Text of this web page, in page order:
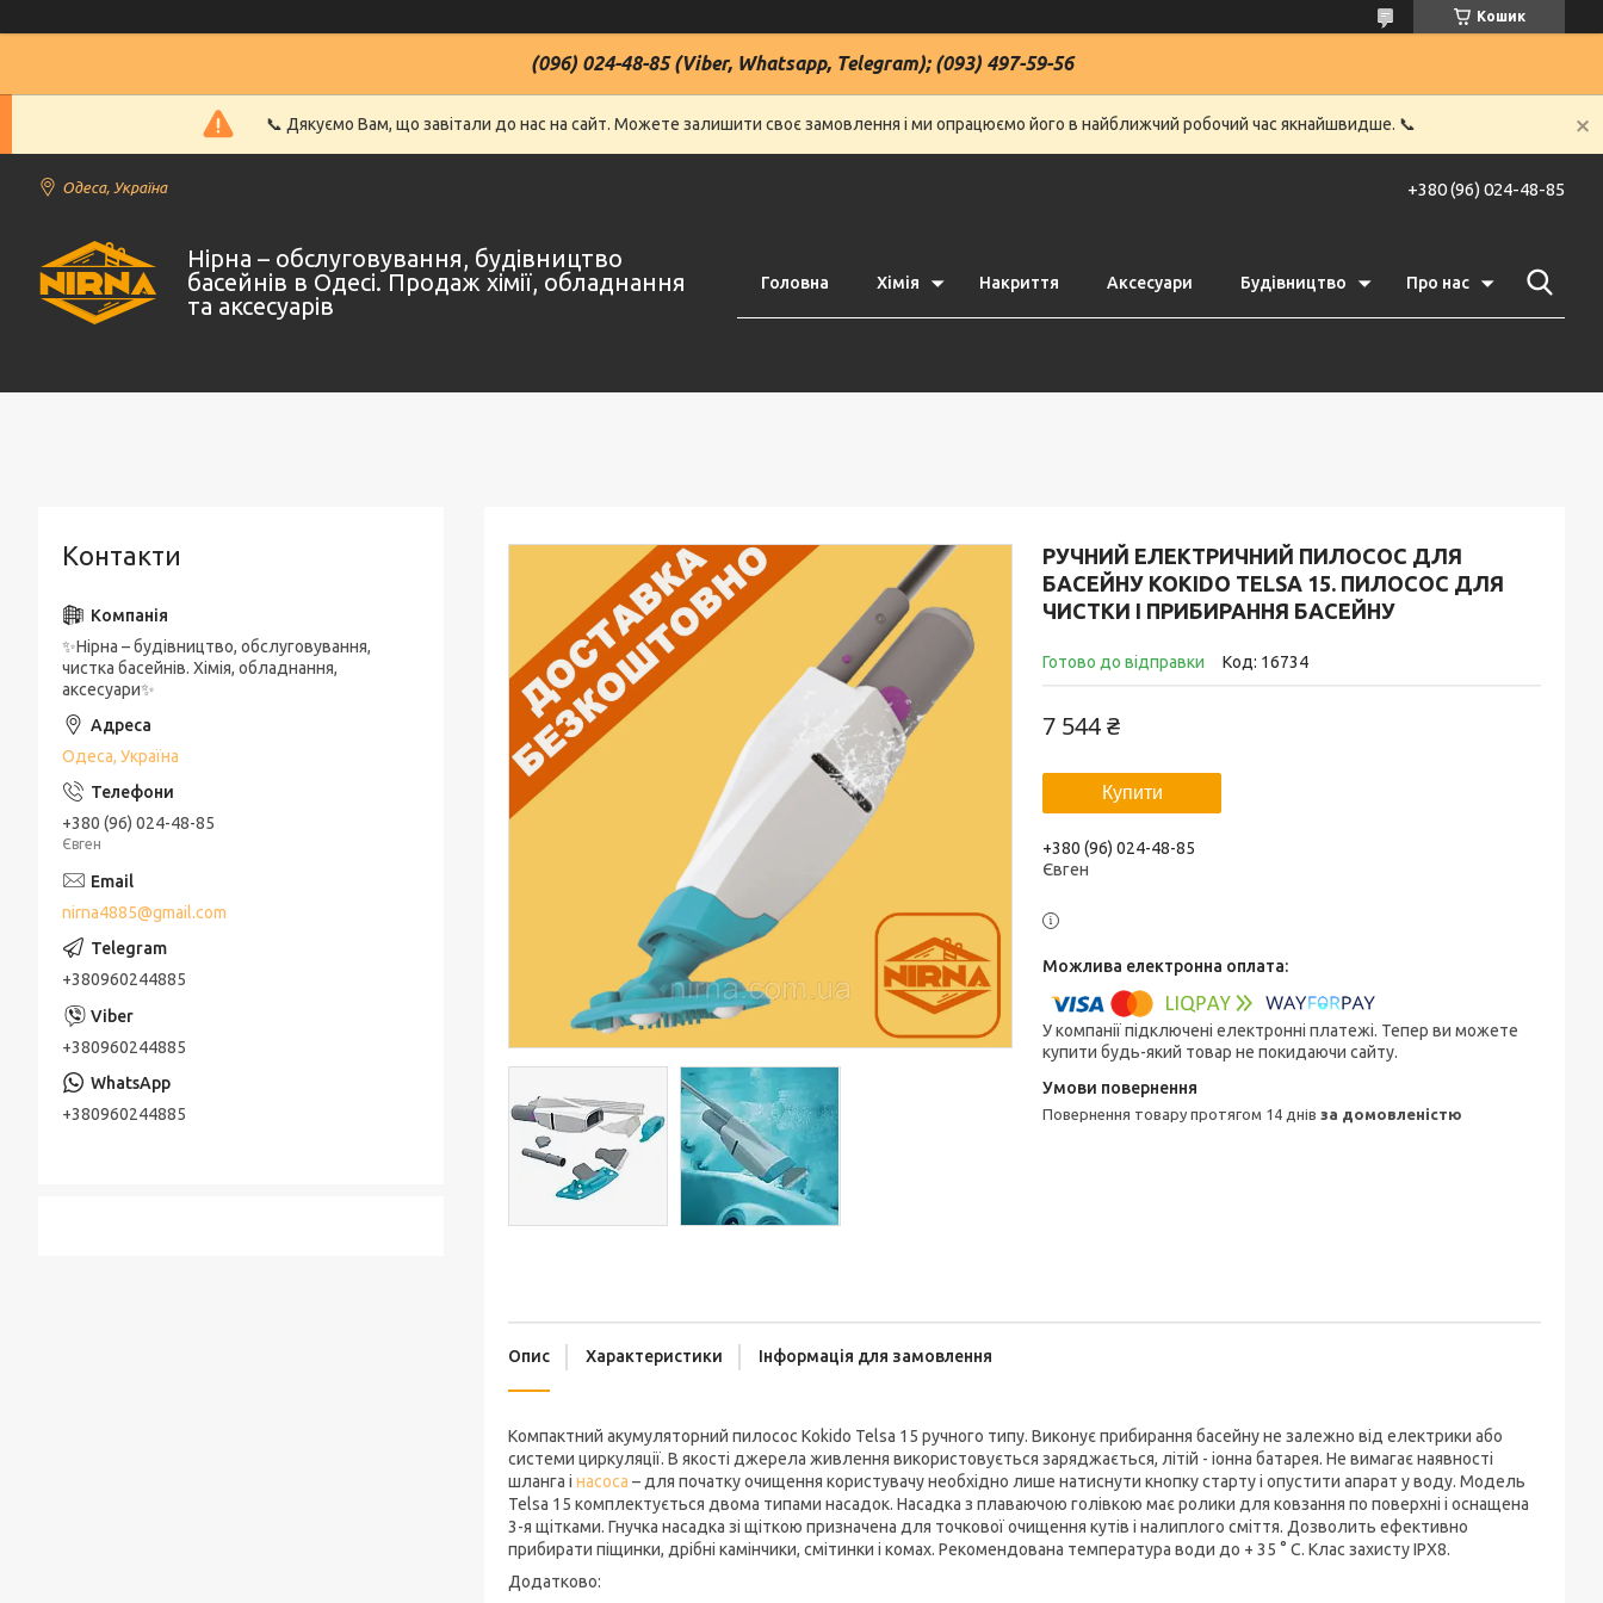
Кошик
(096) 024-48-85 (Viber, Whatsapp, Telegram); (093) 497-59-56
📞 Дякуємо Вам, що завітали до нас на сайт. Можете залишити своє замовлення і ми опрацюємо його в найближчий робочий час якнайшвидше. 📞
Одеса, Україна +380 (96) 024-48-85
Нірна – обслуговування, будівництво
басейнів в Одесі. Продаж хімії, обладнання
та аксесуарів
Головна Хімія Накриття Аксесуари Будівництво Про нас
РУЧНИЙ ЕЛЕКТРИЧНИЙ ПИЛОСОС ДЛЯ
БАСЕЙНУ KOKIDO TELSA 15. ПИЛОСОС ДЛЯ
ЧИСТКИ І ПРИБИРАННЯ БАСЕЙНУ
Готово до відправки Код: 16734
7 544 ₴
Купити
+380 (96) 024-48-85
Євген
У компанії підключені електронні платежі. Тепер ви можете
купити будь-який товар не покидаючи сайту.
повернення товару протягом 14 днів за домовленістю
Опис Характеристики Інформація для замовлення
Компактний акумуляторний пилосос Kokido Telsa 15 ручного типу. Виконує прибирання басейну не залежно від електрики або
системи циркуляції. В якості джерела живлення використовується заряджається, літій - іонна батарея. Не вимагає наявності
шланга і насоса – для початку очищення користувачу необхідно лише натиснути кнопку старту і опустити апарат у воду. Модель
Telsa 15 комплектується двома типами насадок. Насадка з плаваючою голівкою має ролики для ковзання по поверхні і оснащена
3-я щітками. Гнучка насадка зі щіткою призначена для точкової очищення кутів і налиплого сміття. Дозволить ефективно
прибирати піщинки, дрібні камінчики, смітинки і комах. Рекомендована температура води до + 35 ° C. Клас захисту IPX8.
Додатково:
Контакти
✨Нірна – будівництво, обслуговування,
чистка басейнів. Хімія, обладнання,
аксесуари✨
Одеса, Україна
+380 (96) 024-48-85
Євген
nirna4885@gmail.com
+380960244885
+380960244885
+380960244885